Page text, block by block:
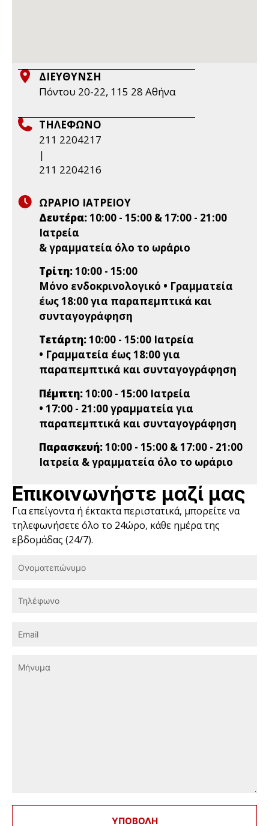
ΔΙΕΥΘΥΝΣΗ
Πόντου 20-22, 115 28 Aθήνα
ΤΗΛΕΦΩΝΟ
211 2204217
|
211 2204216
ΩΡΑΡΙΟ ΙΑΤΡΕΙΟΥ
Δευτέρα:10:00 - 15:00 & 17:00 - 21:00
Ιατρεία
& γραμματεία όλο το ωράριο
Τρίτη:10:00 - 15:00
Μόνο ενδοκρινολογικό • Γραμματεία
έως 18:00 για παραπεμπτικά και
συνταγογράφηση
Τετάρτη:10:00 - 15:00 Ιατρεία
• Γραμματεία έως 18:00 για
παραπεμπτικά και συνταγογράφηση
Πέμπτη:10:00 - 15:00 Ιατρεία
• 17:00 - 21:00 γραμματεία για
παραπεμπτικά και συνταγογράφηση
Παρασκευή:10:00 - 15:00 & 17:00 - 21:00
Ιατρεία & γραμματεία όλο το ωράριο
Επικοινωνήστε μαζί μας
Για επείγοντα ή έκτακτα περιστατικά, μπορείτε να
τηλεφωνήσετε όλο το 24ώρο, κάθε ημέρα της
εβδομάδας (24/7).